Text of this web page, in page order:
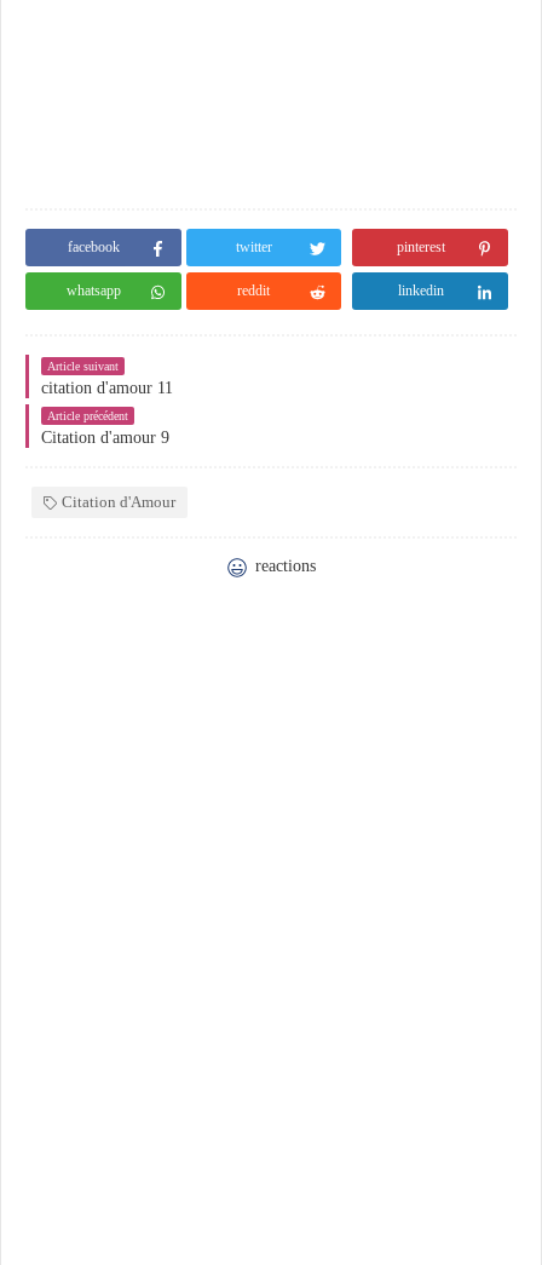
facebook twitter pinterest
whatsapp reddit linkedin
Article suivant
citation d'amour 11
Article précédent
Citation d'amour 9
Citation d'Amour
reactions